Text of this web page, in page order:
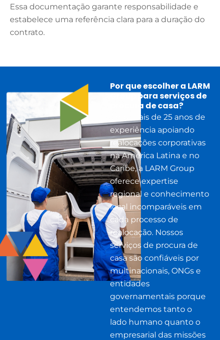
Essa documentação garante responsabilidade e
estabelece uma referência clara para a duração do
contrato.
Por que escolher a LARM
Group para serviços de
procura de casa?
Com mais de 25 anos de
experiência apoiando
realocações corporativas
na América Latina e no
Caribe, a LARM Group
oferece expertise
regional e conhecimento
local incomparáveis em
cada processo de
realocação. Nossos
serviços de procura de
casa são confiáveis por
multinacionais, ONGs e
entidades
governamentais porque
entendemos tanto o
lado humano quanto o
empresarial das missões